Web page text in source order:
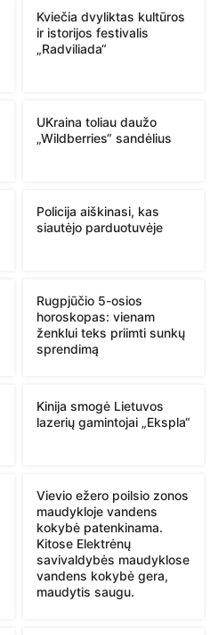
Kviečia dvyliktas kultūros
ir istorijos festivalis
„Radviliada“
UKraina toliau daužo
„Wildberries“ sandėlius
Policija aiškinasi, kas
siautėjo parduotuvėje
Rugpjūčio 5-osios
horoskopas: vienam
ženklui teks priimti sunkų
sprendimą
Kinija smogė Lietuvos
lazerių gamintojai „Ekspla“
Vievio ežero poilsio zonos
maudykloje vandens
kokybė patenkinama.
Kitose Elektrėnų
savivaldybės maudyklose
vandens kokybė gera,
maudytis saugu.